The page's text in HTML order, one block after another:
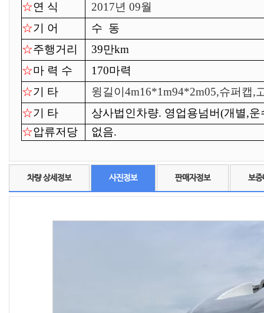
☆연 식
2017년 09월
☆기 어
수 동
☆주행거리
39만km
☆마 력 수
170마력
☆기 타
윙길이4m16*1m94*2m05,슈퍼캡,
☆기 타
상사법인차량. 영업용넘버(개별,
☆압류저당 없음.
차량 상세정보 사진정보 판매자정보 보증